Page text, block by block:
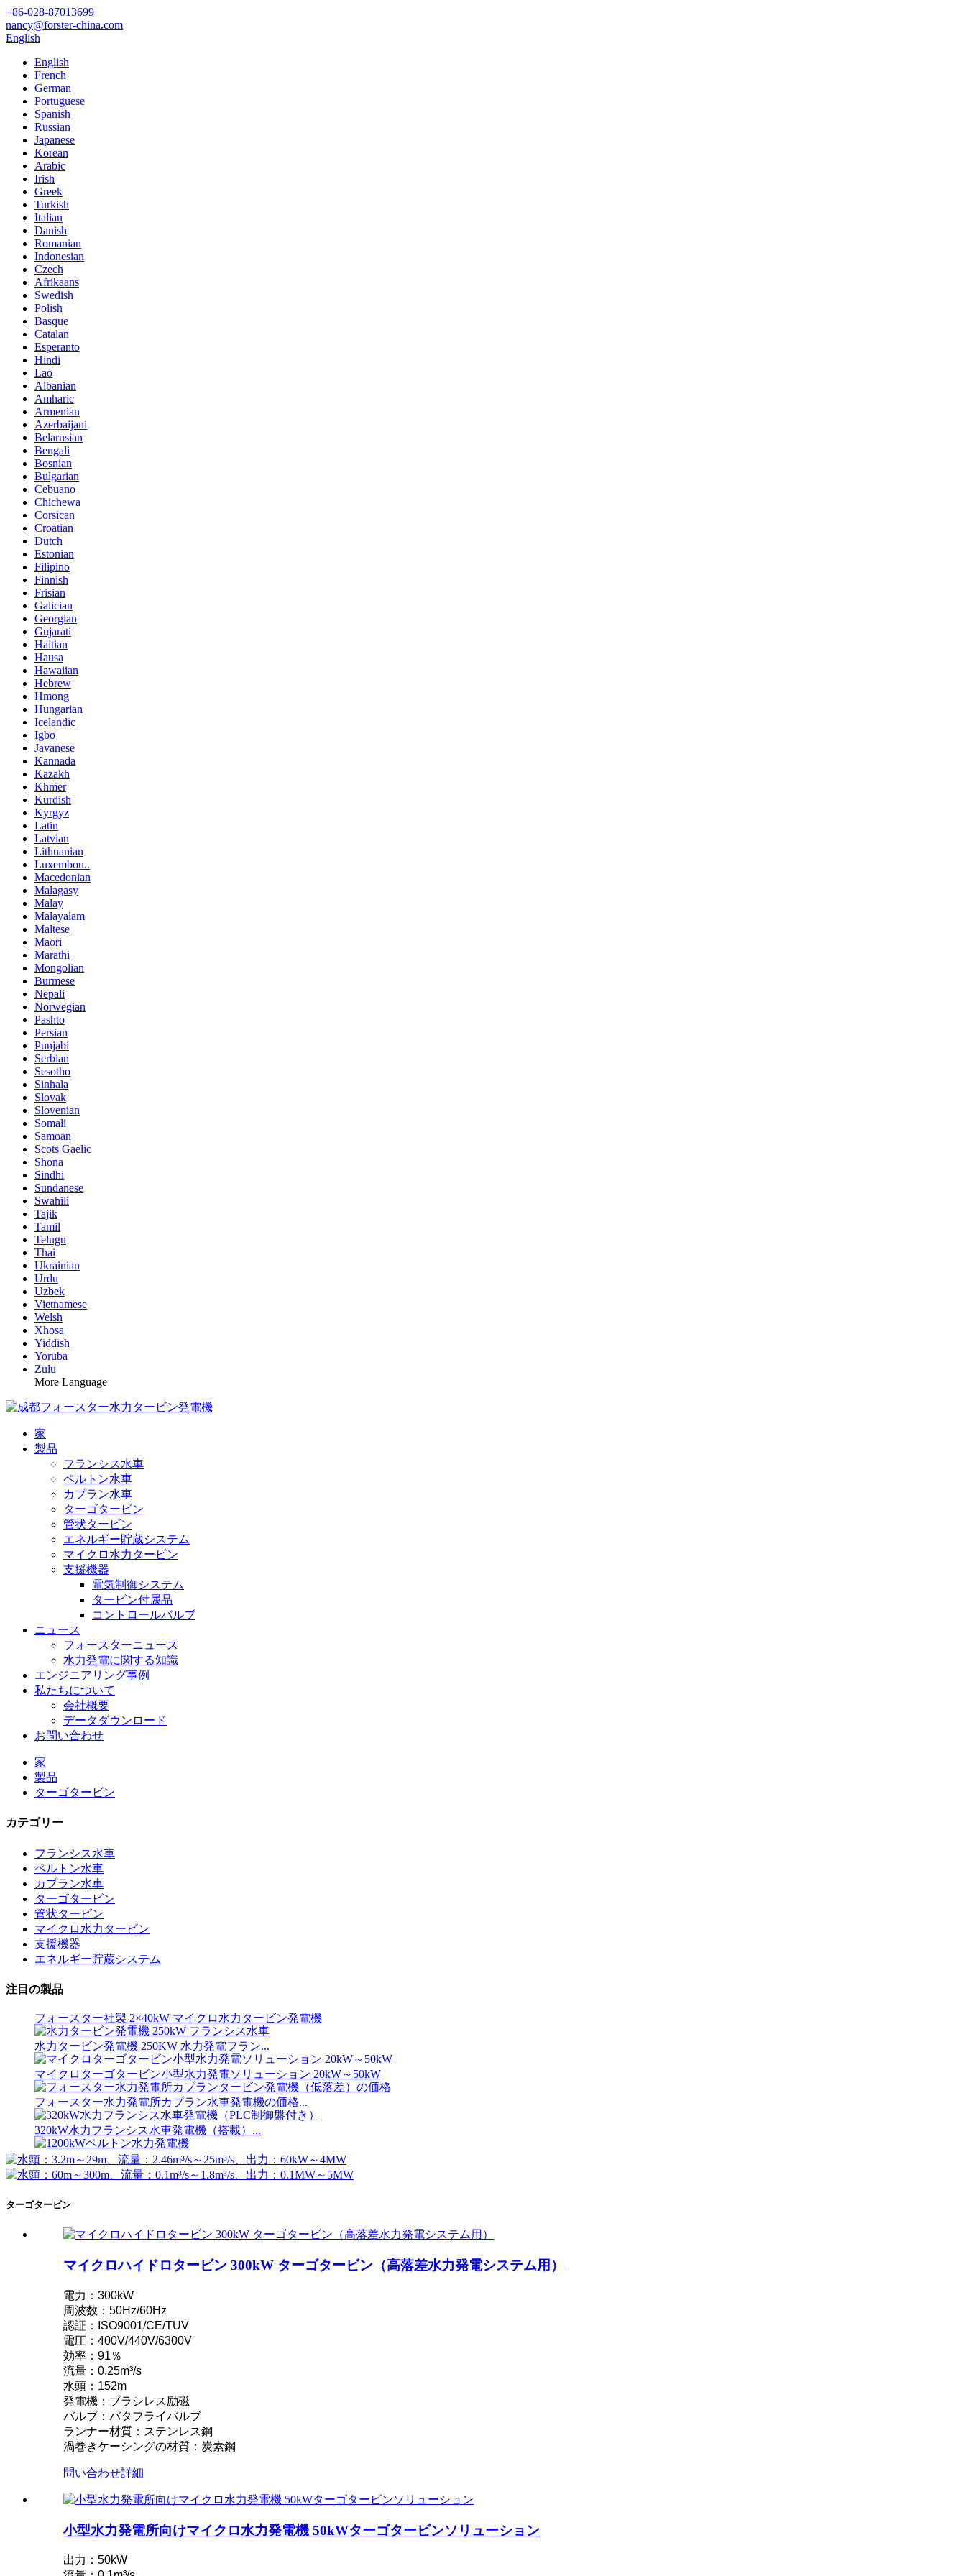
+86-028-87013699
nancy@forster-china.com
English
English
French
German
Portuguese
Spanish
Russian
Japanese
Korean
Arabic
Irish
Greek
Turkish
Italian
Danish
Romanian
Indonesian
Czech
Afrikaans
Swedish
Polish
Basque
Catalan
Esperanto
Hindi
Lao
Albanian
Amharic
Armenian
Azerbaijani
Belarusian
Bengali
Bosnian
Bulgarian
Cebuano
Chichewa
Corsican
Croatian
Dutch
Estonian
Filipino
Finnish
Frisian
Galician
Georgian
Gujarati
Haitian
Hausa
Hawaiian
Hebrew
Hmong
Hungarian
Icelandic
Igbo
Javanese
Kannada
Kazakh
Khmer
Kurdish
Kyrgyz
Latin
Latvian
Lithuanian
Luxembou..
Macedonian
Malagasy
Malay
Malayalam
Maltese
Maori
Marathi
Mongolian
Burmese
Nepali
Norwegian
Pashto
Persian
Punjabi
Serbian
Sesotho
Sinhala
Slovak
Slovenian
Somali
Samoan
Scots Gaelic
Shona
Sindhi
Sundanese
Swahili
Tajik
Tamil
Telugu
Thai
Ukrainian
Urdu
Uzbek
Vietnamese
Welsh
Xhosa
Yiddish
Yoruba
Zulu
More Language
家
製品
フランシス水車
ペルトン水車
カプラン水車
ターゴタービン
管状タービン
エネルギー貯蔵システム
マイクロ水力タービン
支援機器
電気制御システム
タービン付属品
コントロールバルブ
ニュース
フォースターニュース
水力発電に関する知識
エンジニアリング事例
私たちについて
会社概要
データダウンロード
お問い合わせ
家
製品
ターゴタービン
カテゴリー
フランシス水車
ペルトン水車
カプラン水車
ターゴタービン
管状タービン
マイクロ水力タービン
支援機器
エネルギー貯蔵システム
注目の製品
代替エネルギー水力発電機 500KW Fra...
土木工事コストが低い、高効率、低発熱…
20フィート 250kWh 582kWh コンテナ型リチウムイオンバッテリー...
小型 10kW 12kW 15kW 20kW マイクロ水力固定ブレード Ka...
フォースター社製 2×40kW マイクロ水力タービン発電機
水力タービン発電機 250KW 水力発電フラン...
マイクロターゴタービン小型水力発電ソリューション 20kW～50kW
フォースター水力発電所カプラン水車発電機の価格...
320kW水力フランシス水車発電機（搭載）...
1200kWペルトン水力発電機
20フィート 250kWh 582kWh コンテナ型リチウムイオンバッテリー...
小型 10kW 12kW 15kW 20kW マイクロ水力固定ブレード Ka...
フォースター社製 2×40kW マイクロ水力タービン発電機
油圧プロペラタービン 100kW カプラン水車発電機...
2200kW水力発電ペルトン水車タービン発電機
小型カプラン水車 10kW 12kW 15kW マイクロ水力発電...
水力発電設備メーカー Hydraulic Franc...
水力発電システム フランシス水車発電機...
100kW 500kW 1MW 2MW 水力フランシス水車価格...
水力タービン発電機 250KW 水力発電フラン...
マイクロターゴタービン小型水力発電ソリューション 20kW～50kW
ターゴタービン
マイクロハイドロタービン 300kW ターゴタービン（高落差水力発電システム用）
電力：300kW
周波数：50Hz/60Hz
認証：ISO9001/CE/TUV
電圧：400V/440V/6300V
効率：91％
流量：0.25m³/s
水頭：152m
発電機：ブラシレス励磁
バルブ：バタフライバルブ
ランナー材質：ステンレス鋼
渦巻きケーシングの材質：炭素鋼
問い合わせ詳細
小型水力発電所向けマイクロ水力発電機 50kWターゴタービンソリューション
出力：50kW